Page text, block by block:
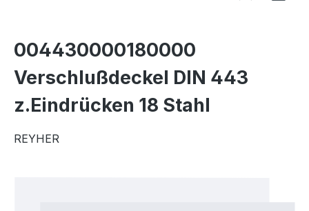
004430000180000
Verschlußdeckel DIN 443
z.Eindrücken 18 Stahl
REYHER